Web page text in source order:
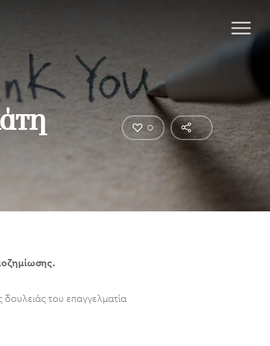
0
του επαγγελματία